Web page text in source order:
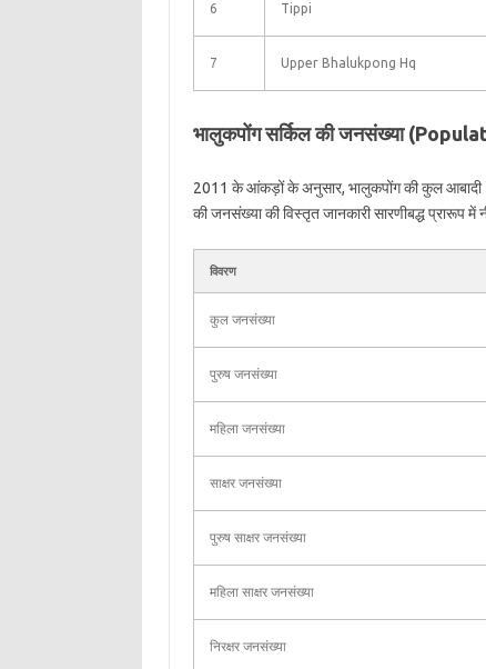
6 Tippi
7 Upper Bhalukpong Hq
भालुकपोंग सर्किल की जनसंख्या
2011 के आंकड़ों के अनुसार, भालुकपोंग की कुल आबादी
की जनसंख्या की विस्तृत जानकारी सारणीबद्ध प्रारूप में
विवरण
कुल जनसंख्या
पुरुष जनसंख्या
महिला जनसंख्या
साक्षर जनसंख्या
पुरुष साक्षर जनसंख्या
महिला साक्षर जनसंख्या
निरक्षर जनसंख्या